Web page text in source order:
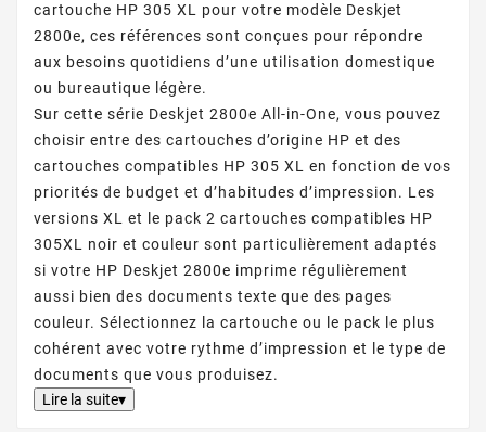
cartouche HP 305 XL pour votre modèle Deskjet
2800e, ces références sont conçues pour répondre
aux besoins quotidiens d’une utilisation domestique
ou bureautique légère.
Sur cette série Deskjet 2800e All-in-One, vous pouvez
choisir entre des cartouches d’origine HP et des
cartouches compatibles HP 305 XL en fonction de vos
priorités de budget et d’habitudes d’impression. Les
versions XL et le pack 2 cartouches compatibles HP
305XL noir et couleur sont particulièrement adaptés
si votre HP Deskjet 2800e imprime régulièrement
aussi bien des documents texte que des pages
couleur. Sélectionnez la cartouche ou le pack le plus
cohérent avec votre rythme d’impression et le type de
documents que vous produisez.
Lire la suite▾